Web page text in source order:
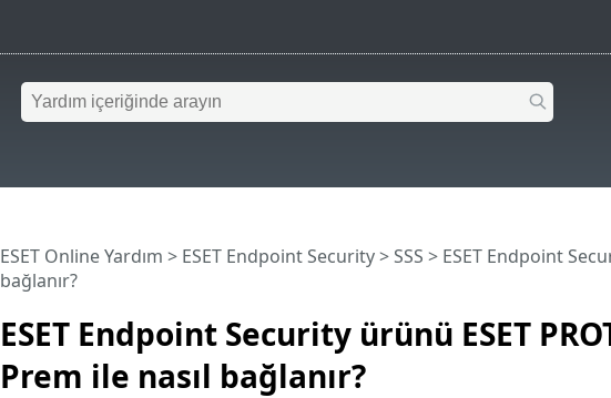
ESET Endpoint Security ürünü ESET
Prem ile nasıl bağlanır?
ESET Online Yardım > ESET Endpoint Security>SSS > ESET Endpoint
bağlanır?